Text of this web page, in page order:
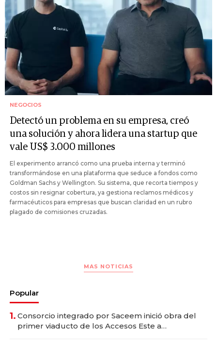
NEGOCIOS
Detectó un problema en su empresa, creó
una solución y ahora lidera una startup que
vale US$ 3.000 millones
El experimento arrancó como una prueba interna y terminó
transformándose en una plataforma que seduce a fondos como
Goldman Sachs y Wellington. Su sistema, que recorta tiempos y
costos sin resignar cobertura, ya gestiona reclamos médicos y
farmacéuticos para empresas que buscan claridad en un rubro
plagado de comisiones cruzadas.
MAS NOTICIAS
Popular
1. Consorcio integrado por Saceem inició obra del
primer viaducto de los Accesos Este a